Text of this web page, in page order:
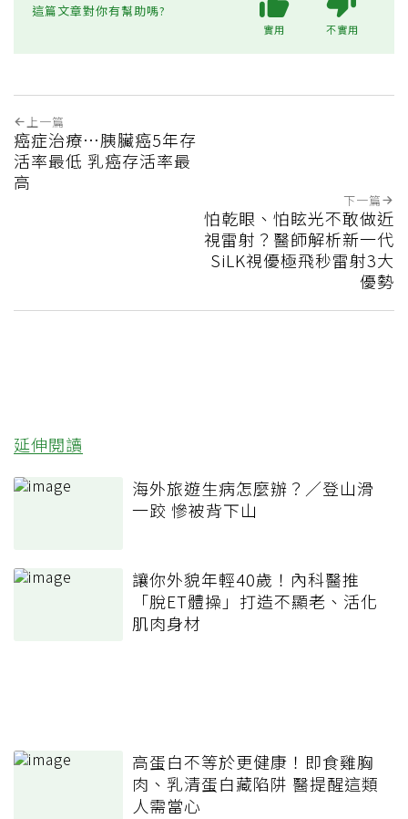
這篇文章對你有幫助嗎?
實用 不實用
上一篇
癌症治療…胰臟癌5年存
活率最低 乳癌存活率最
高
下一篇
怕乾眼、怕眩光不敢做近
視雷射？醫師解析新一代
SiLK視優極飛秒雷射3大
優勢
延伸閱讀
海外旅遊生病怎麼辦？／登山滑
一跤 慘被背下山
讓你外貌年輕40歲！內科醫推
「脫ET體操」打造不顯老、活化
肌肉身材
高蛋白不等於更健康！即食雞胸
肉、乳清蛋白藏陷阱 醫提醒這類
人需當心